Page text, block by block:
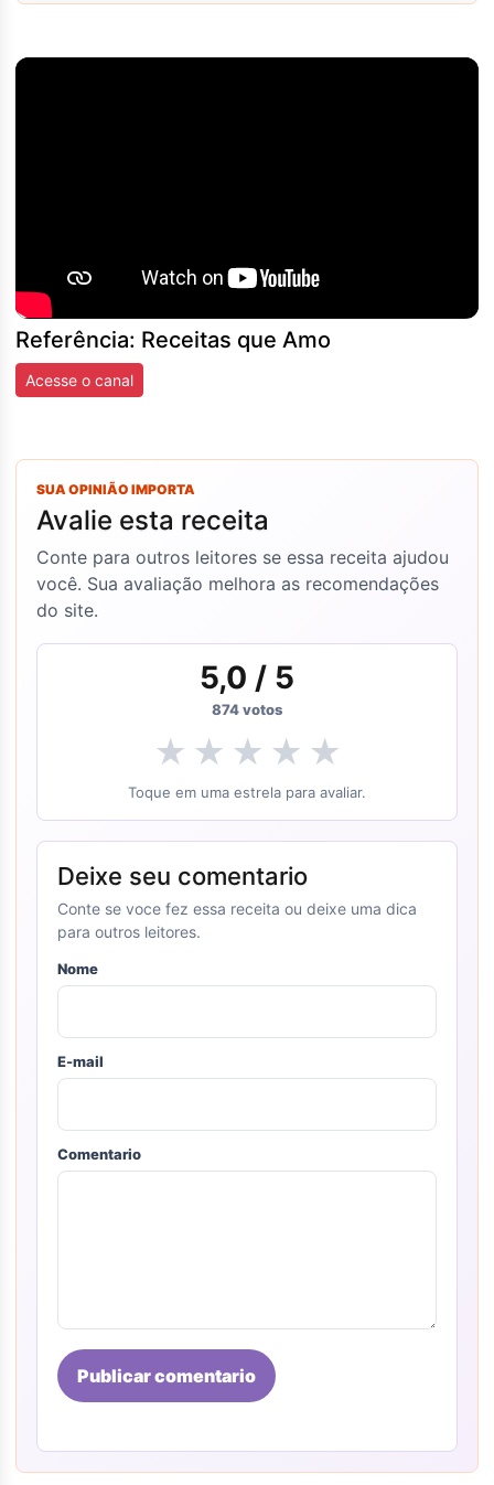
Referência: Receitas que Amo
Acesse o canal
SUA OPINIÃO IMPORTA
Avalie esta receita
Conte para outros leitores se essa receita ajudou
você. Sua avaliação melhora as recomendações
do site.
5,0 / 5
874votos
★ ★ ★ ★ ★
Toque em uma estrela para avaliar.
Deixe seu comentario
Conte se voce fez essa receita ou deixe uma dica
para outros leitores.
Nome
E-mail
Comentario
Publicar comentario